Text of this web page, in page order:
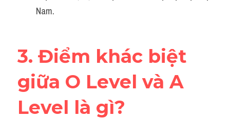
Nam.
3. Điểm khác biệt
giữa O Level và A
Level là gì?